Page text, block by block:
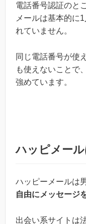
電話番号認証のと
メールは基本的に
れていません。
同じ電話番号が使
も使えないことで
強めています。
ハッピメー
ハッピーメールは
自由にメッセージ
出会い系サイトは